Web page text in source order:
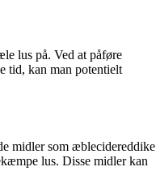
lus på. Ved at påføre
tid, kan man potentielt
midler som æblecidereddike
lus. Disse midler kan